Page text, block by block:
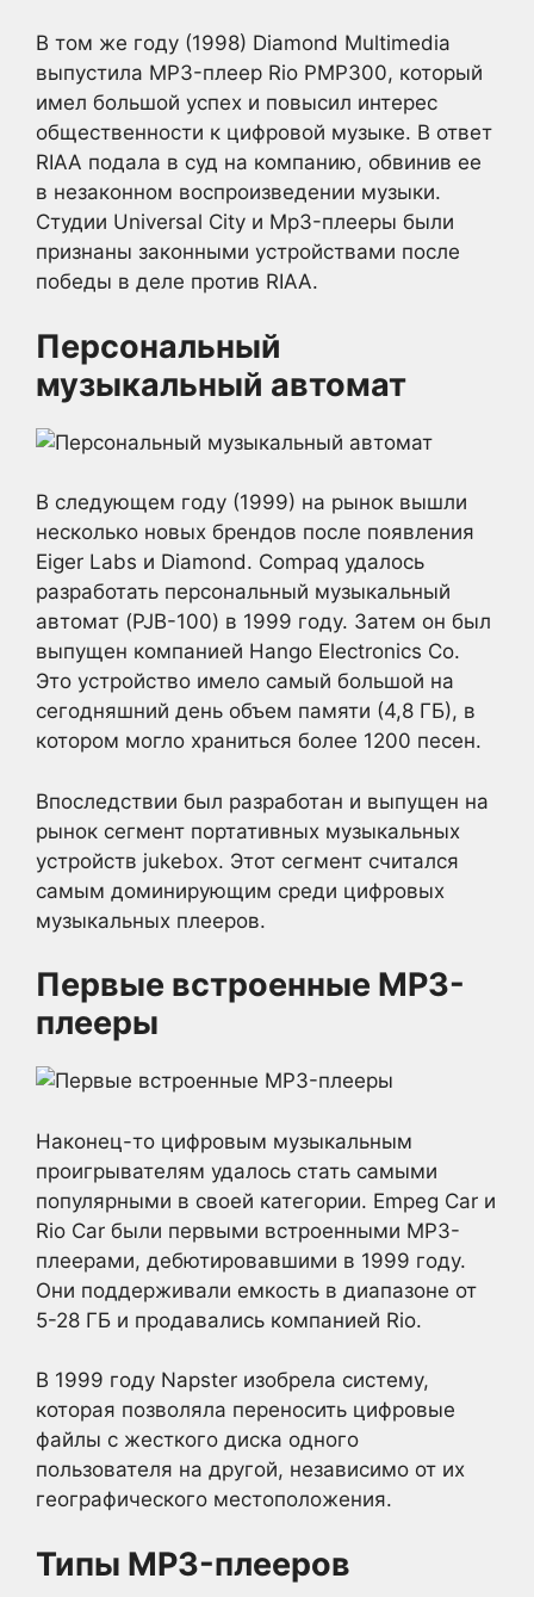
В том же году (1998) Diamond Multimedia
выпустила MP3-плеер Rio PMP300, который
имел большой успех и повысил интерес
общественности к цифровой музыке. В ответ
RIAA подала в суд на компанию, обвинив ее
в незаконном воспроизведении музыки.
Студии Universal City и Mp3-плееры были
признаны законными устройствами после
победы в деле против RIAA.
Персональный
музыкальный автомат
В следующем году (1999) на рынок вышли
несколько новых брендов после появления
Eiger Labs и Diamond. Compaq удалось
разработать персональный музыкальный
автомат (PJB-100) в 1999 году. Затем он был
выпущен компанией Hango Electronics Co.
Это устройство имело самый большой на
сегодняшний день объем памяти (4,8 ГБ), в
котором могло храниться более 1200 песен.
Впоследствии был разработан и выпущен на
рынок сегмент портативных музыкальных
устройств jukebox. Этот сегмент считался
самым доминирующим среди цифровых
музыкальных плееров.
Первые встроенные MP3-
плееры
Наконец-то цифровым музыкальным
проигрывателям удалось стать самыми
популярными в своей категории. Empeg Car и
Rio Car были первыми встроенными MP3-
плеерами, дебютировавшими в 1999 году.
Они поддерживали емкость в диапазоне от
5-28 ГБ и продавались компанией Rio.
В 1999 году Napster изобрела систему,
которая позволяла переносить цифровые
файлы с жесткого диска одного
пользователя на другой, независимо от их
географического местоположения.
Типы MP3-плееров